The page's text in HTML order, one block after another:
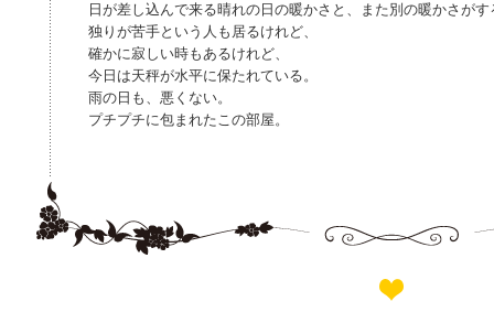
日が差し込んで来る晴れの日の暖かさと、また別の暖かさが
独りが苦手という人も居るけれど、
確かに寂しい時もあるけれど、
今日は天秤が水平に保たれている。
雨の日も、悪くない。
プチプチに包まれたこの部屋。